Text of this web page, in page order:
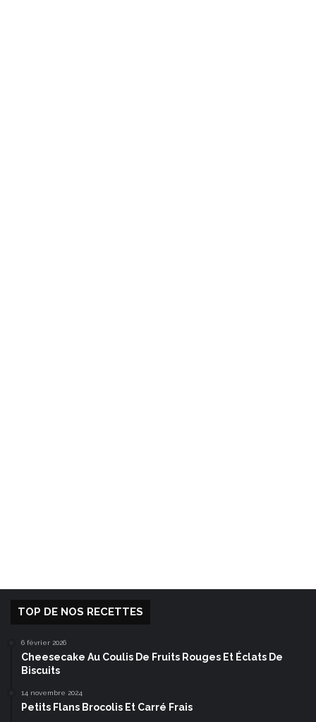
TOP DE NOS RECETTES
6 février 2026
Cheesecake Au Coulis De Fruits Rouges Et Éclats De
Biscuits
14 novembre 2024
Petits Flans Brocolis Et Carré Frais